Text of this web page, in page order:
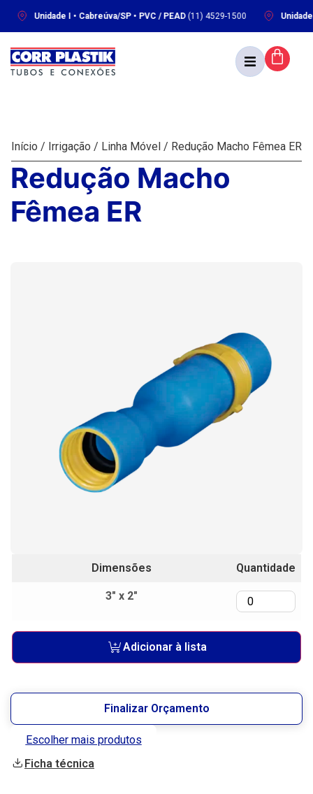
Unidade I • Cabreúva/SP • PVC / PEAD (11) 4529-1500 Unidade II •
Início / Irrigação / Linha Móvel / Redução Macho Fêmea ER
Redução Macho
Fêmea ER
Dimensões Quantidade
3" x 2"
Adicionar à lista
Finalizar Orçamento
Escolher mais produtos
Ficha técnica